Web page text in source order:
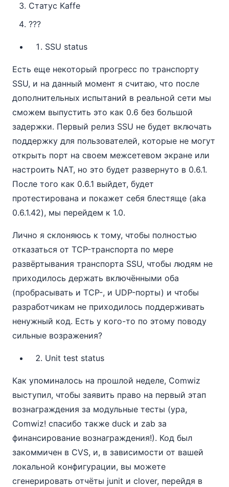
Статус Kaffe
???
SSU status
Есть еще некоторый прогресс по транспорту
SSU, и на данный момент я считаю, что после
дополнительных испытаний в реальной сети мы
сможем выпустить это как 0.6 без большой
задержки. Первый релиз SSU не будет включать
поддержку для пользователей, которые не могут
открыть порт на своем межсетевом экране или
настроить NAT, но это будет развернуто в 0.6.1.
После того как 0.6.1 выйдет, будет
протестирована и покажет себя блестяще (aka
0.6.1.42), мы перейдем к 1.0.
Лично я склоняюсь к тому, чтобы полностью
отказаться от TCP-транспорта по мере
развёртывания транспорта SSU, чтобы людям не
приходилось держать включёнными оба
(пробрасывать и TCP-, и UDP-порты) и чтобы
разработчикам не приходилось поддерживать
ненужный код. Есть у кого-то по этому поводу
сильные возражения?
Unit test status
Как упоминалось на прошлой неделе, Comwiz
выступил, чтобы заявить право на первый этап
вознаграждения за модульные тесты (ура,
Comwiz! спасибо также duck и zab за
финансирование вознаграждения!). Код был
закоммичен в CVS, и, в зависимости от вашей
локальной конфигурации, вы можете
сгенерировать отчёты junit и clover, перейдя в